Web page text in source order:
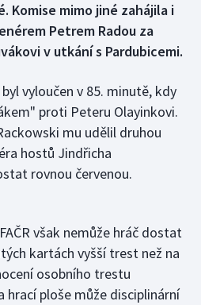
Komise mimo jiné zahájila i
Petrem Radou za
v utkání s Pardubicemi.
vyloučen v 85. minutě, kdy
proti Peteru Olayinkovi.
mu udělil druhou
hostů Jindřicha
rovnou červenou.
však nemůže hráč dostat
kartách vyšší trest než na
osobního trestu
hrací ploše může disciplinární